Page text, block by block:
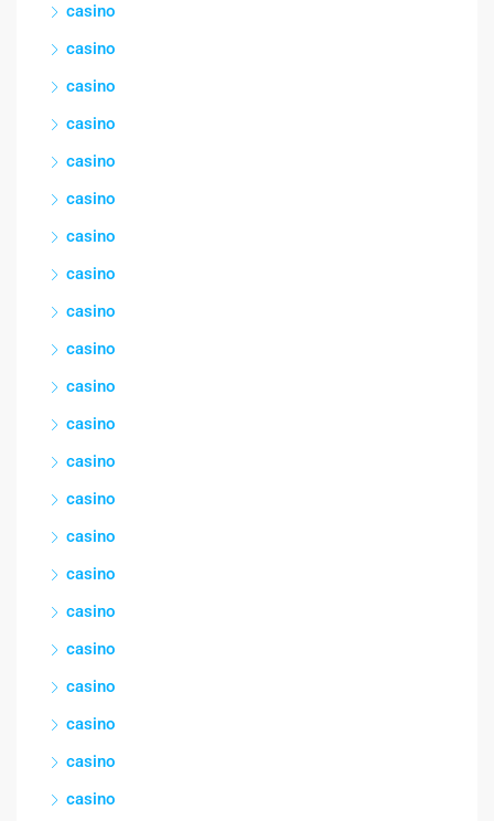
casino
casino
casino
casino
casino
casino
casino
casino
casino
casino
casino
casino
casino
casino
casino
casino
casino
casino
casino
casino
casino
casino